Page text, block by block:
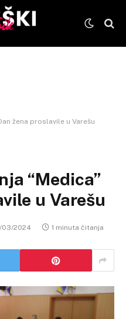
žena proslavile u Varešu
“Medica”
u Varešu
03/2024 1 minuta čitanja